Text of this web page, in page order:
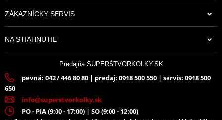
ZÁKAZNÍCKY SERVIS
NA STIAHNUTIE
Predajňa SUPERŠTVORKOLKY.SK
pevná: 042 / 446 80 80 | predaj: 0918 500 550 | servis: 0918 500
650
info@superstvorkolky.sk
PO - PIA (9:00 - 17:00) | SO (9:00 - 12:00)